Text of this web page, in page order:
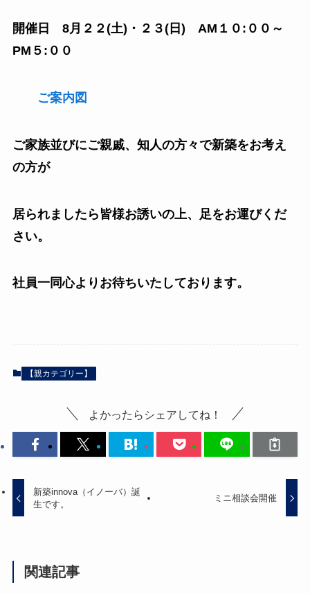
開催日 8月２２(土)・２３(日) AM１０:００～
PM５:００
ご案内図
ご家族並びにご親戚、知人の方々で新築をお考え
の方が
居られましたら皆様お誘いの上、足をお運びくだ
さい。
社員一同心よりお待ちいたしております。
【親カテゴリー】
よかったらシェアしてね！
新築innova（イノーバ）誕
生です。
ミニ相談会開催
関連記事